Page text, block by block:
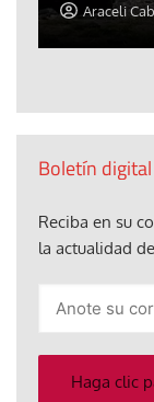
Araceli
Boletín
Reciba en su
la actualidad
electrónico
Haga clic